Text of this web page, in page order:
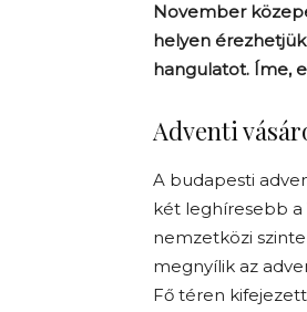
November
helyen
hangulatot. Íme,
Adventi
A budapesti
két leghíresebb a
nemzetközi
megnyílik az
Fő téren